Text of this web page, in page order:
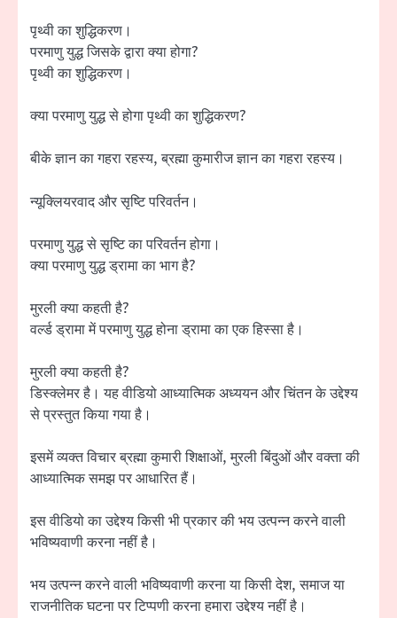
पृथ्वी का शुद्धिकरण।
परमाणु युद्ध जिसके द्वारा क्या होगा?
पृथ्वी का शुद्धिकरण।
क्या परमाणु युद्ध से होगा पृथ्वी का शुद्धिकरण?
बीके ज्ञान का गहरा रहस्य, ब्रह्मा कुमारीज ज्ञान का गहरा रहस्य।
न्यूक्लियरवाद और सृष्टि परिवर्तन।
परमाणु युद्ध से सृष्टि का परिवर्तन होगा।
क्या परमाणु युद्ध ड्रामा का भाग है?
मुरली क्या कहती है?
वर्ल्ड ड्रामा में परमाणु युद्ध होना ड्रामा का एक हिस्सा है।
मुरली क्या कहती है?
डिस्क्लेमर है। यह वीडियो आध्यात्मिक अध्ययन और चिंतन के उद्देश्य
से प्रस्तुत किया गया है।
इसमें व्यक्त विचार ब्रह्मा कुमारी शिक्षाओं, मुरली बिंदुओं और वक्ता की
आध्यात्मिक समझ पर आधारित हैं।
इस वीडियो का उद्देश्य किसी भी प्रकार की भय उत्पन्न करने वाली
भविष्यवाणी करना नहीं है।
भय उत्पन्न करने वाली भविष्यवाणी करना या किसी देश, समाज या
राजनीतिक घटना पर टिप्पणी करना हमारा उद्देश्य नहीं है।